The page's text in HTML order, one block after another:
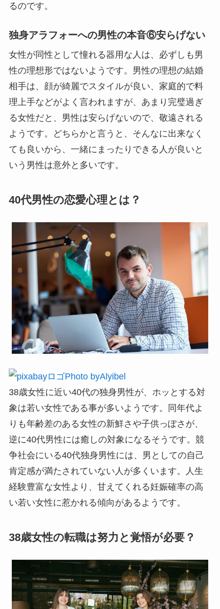
るのです。
独身アラフォーへの男性の本音⑥安らげない
女性が同性として憧れる器用な人は、必ずしも男
性の理想形ではないようです。男性の理想の結婚
相手は、顔が綺麗でスタイルが良い、家庭的で料
理上手などがよく言われますが、あまり完璧過ぎ
る女性だと、男性は安らげないので、敬遠される
ようです。どちらかと言うと、そんなに出来なく
ても良いから、一緒にまったりできる人が良いと
いう男性は意外と多いです。
40代男性の恋愛心理とは？
Photo byAlyibel
38歳女性に近い40代の独身男性が、ホッとする対
象は若い女性である事が多いようです。同年代よ
りも年齢差のある女性の新鮮さや子供っぽさが、
逆に40代男性には癒しの対象になるそうです。競
争社会にいる40代独身男性には、男としての自己
肯定感が満たされていない人が多くいます。人生
経験豊富な女性より、甘えてくれる妊娠確率の高
い若い女性に惹かれる傾向があるようです。
38歳女性の転職は努力と覚悟が必要？